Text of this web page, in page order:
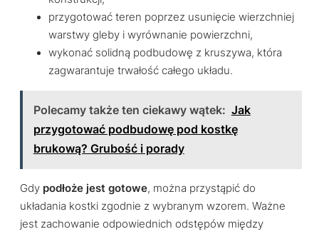
przygotować teren poprzez usunięcie wierzchniej
warstwy gleby i wyrównanie powierzchni,
wykonać solidną podbudowę z kruszywa, która
zagwarantuje trwałość całego układu.
Polecamy także ten ciekawy wątek: Jak
przygotować podbudowę pod kostkę
brukową? Grubość i porady
Gdy podłoże jest gotowe, można przystąpić do
układania kostki zgodnie z wybranym wzorem. Ważne
jest zachowanie odpowiednich odstępów między